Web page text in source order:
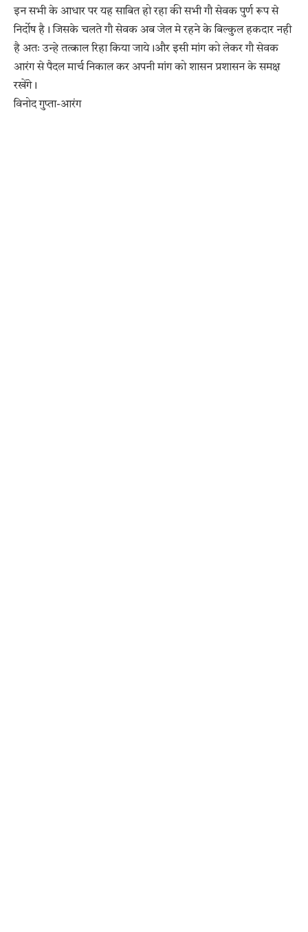
इन सभी के आधार पर यह साबित हो रहा की सभी गौ सेवक पुर्ण रूप से
निर्दोष है। जिसके चलते गौ सेवक अब जेल मे रहने के बिल्कुल हकदार नही
है अतः उन्हे तत्काल रिहा किया जाये।और इसी मांग को लेकर गौ सेवक
आरंग से पैदल मार्च निकाल कर अपनी मांग को शासन प्रशासन के समक्ष
रखेंगे।
विनोद गुप्ता-आरंग